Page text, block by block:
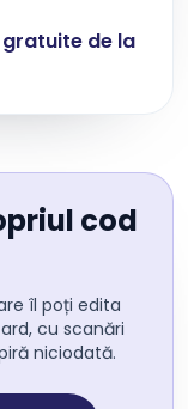
de la
cod
îl poți edita
cu scanări
niciodată.